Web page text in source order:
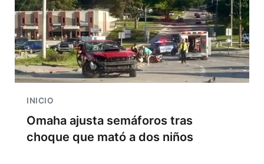
INICIO
Omaha ajusta semáforos tras
choque que mató a dos niños